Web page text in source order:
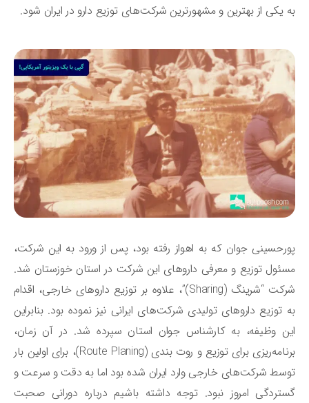
یکی از بهترین و مشهورترین شرکت‌های توزیع دارو در ایران شود.
جوان که به اهواز رفته بود، پس از ورود به این شرکت،
توزیع و معرفی داروهای این شرکت در استان خوزستان شد.
شرکت “شرینگ (Sharing)”، علاوه بر توزیع داروهای خارجی، اقدام
توزیع داروهای تولیدی شرکت‌های ایرانی نیز نموده بود. بنابراین
وظیفه، به کارشناس جوان استان سپرده شد. در آن زمان،
برنامه‌ریزی برای توزیع و روت بندی (Route Planing)، برای اولین بار
شرکت‌های خارجی وارد ایران شده بود اما به دقت و سرعت و
امروز نبود. توجه داشته باشیم درباره دورانی صحبت